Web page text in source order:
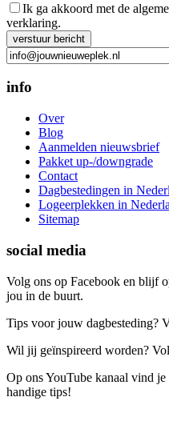
Ik ga akkoord met de
verklaring.
Gelieve dit veld leeg te laten.
info
Over
Blog
Aanmelden nieuwsbrief
Pakket up-/downgrade
Contact
Dagbestedingen in
Logeerplekken in
Sitemap
social media
Volg ons op Facebook en blijf
jou in de buurt.
Tips voor jouw dagbesteding?
Wil jij geïnspireerd worden?
Op ons YouTube kanaal vind
handige tips!